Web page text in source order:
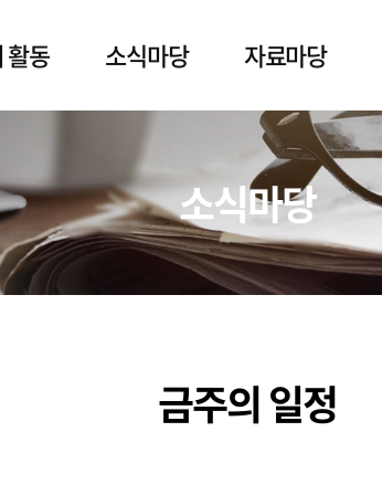
활동 소식마당 자료마당
소식마당
금주의 일정